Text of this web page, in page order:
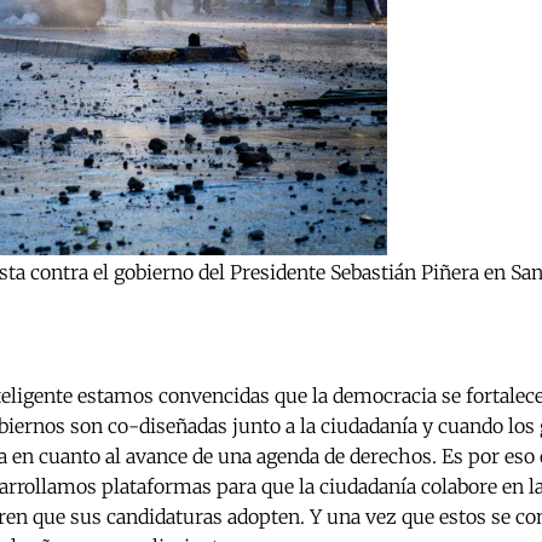
contra el gobierno del Presidente Sebastián Piñera en
estamos convencidas que la democracia se
son co-diseñadas junto a la ciudadanía y cuando los
cuanto al avance de una agenda de derechos. Es por eso
plataformas para que la ciudadanía colabore en
que sus candidaturas adopten. Y una vez que estos se